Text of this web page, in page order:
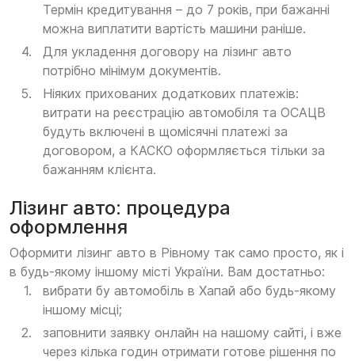
Термін кредитування – до 7 років, при бажанні
можна виплатити вартість машини раніше.
Для укладення договору на лізинг авто
потрібно мінімум документів.
Ніяких прихованих додаткових платежів:
витрати на реєстрацію автомобіля та ОСАЦВ
будуть включені в щомісячні платежі за
договором, а КАСКО оформляється тільки за
бажанням клієнта.
Лізинг авто: процедура
оформлення
Оформити лізинг авто в Рівному так само просто, як і
в будь-якому іншому місті України. Вам достатньо:
вибрати бу автомобіль в Хапай або будь-якому
іншому місці;
заповнити заявку онлайн на нашому сайті, і вже
через кілька годин отримати готове рішення по